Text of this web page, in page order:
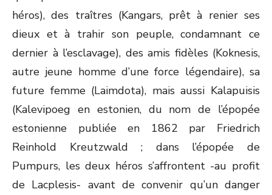
héros), des traîtres (Kangars, prêt à renier ses
dieux et à trahir son peuple, condamnant ce
dernier à l’esclavage), des amis fidèles (Koknesis,
autre jeune homme d’une force légendaire), sa
future femme (Laimdota), mais aussi Kalapuisis
(Kalevipoeg en estonien, du nom de l’épopée
estonienne publiée en 1862 par Friedrich
Reinhold Kreutzwald ; dans l’épopée de
Pumpurs, les deux héros s’affrontent -au profit
de Lacplesis- avant de convenir qu’un danger